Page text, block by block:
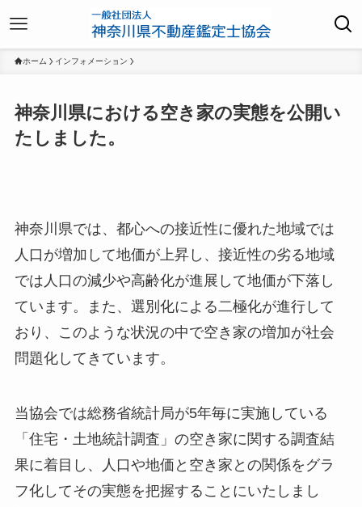
ホーム インフォメーション
神奈川県における空き家の実態を公開い
たしました。
神奈川県では、都心への接近性に優れた地域では
人口が増加して地価が上昇し、接近性の劣る地域
では人口の減少や高齢化が進展して地価が下落し
ています。
また、選別化による二極化が進行して
おり、このような状況の中で空き家の増加が社会
問題化してきています。
当協会では総務省統計局が5年毎に実施している
「住宅・土地統計調査」の空き家に関する調査結
果に着目し、人口や地価と空き家との関係をグラ
フ化してその実態を把握することにいたしまし